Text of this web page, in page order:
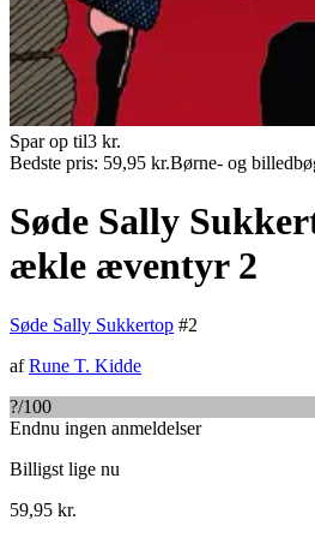
Spar op til3 kr.
Bedste pris: 59,95 kr.Børne- og
Søde Sally
ækle æventyr 2
Søde Sally Sukkertop #2
afRune T. Kidde
?/100
Endnu ingen anmeldelser
Billigst lige nu
59,95 kr.